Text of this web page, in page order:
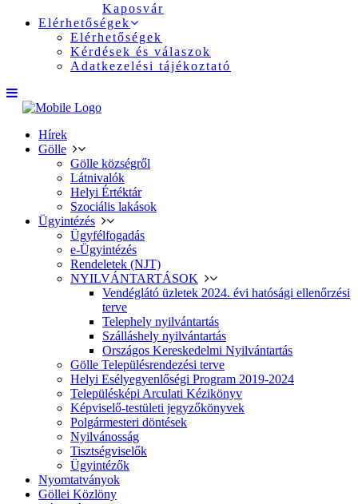
Kaposvár
Elérhetőségek
Elérhetőségek
Kérdések és válaszok
Adatkezelési tájékoztató
Hírek
Gölle
Gölle községről
Látnivalók
Helyi Értéktár
Szociális lakások
Ügyintézés
Ügyfélfogadás
e-Ügyintézés
Rendeletek (NJT)
NYILVÁNTARTÁSOK
Vendéglátó üzletek 2024. évi hatósági ellenőrzési
terve
Telephely nyilvántartás
Szálláshely nyilvántartás
Országos Kereskedelmi Nyilvántartás
Gölle Településrendezési terve
Helyi Esélyegyenlőségi Program 2019-2024
Településképi Arculati Kézikönyv
Képviselő-testületi jegyzőkönyvek
Polgármesteri döntések
Nyilvánosság
Tisztségviselők
Ügyintézők
Nyomtatványok
Göllei Közlöny